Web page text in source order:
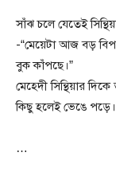
সাঁঝ চলে যেতেই
-“মেয়েটা আজ বড়
বুক কাঁপছে।”
মেহেদী সিন্থিয়ার
কিছু হলেই ভেঙে
…